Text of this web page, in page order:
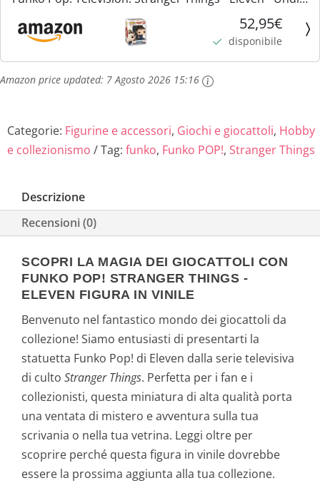
- Figura in Vinile da Collezione - Idea Regalo -
Merchandising Ufficiale - Giocattoli per Bambini e...
52,95€
disponibile
Amazon price updated: 7 Agosto 2026 15:16
Categorie: Figurine e accessori, Giochi e giocattoli, Hobby
e collezionismo
Tag: funko, Funko POP!, Stranger Things
Descrizione
Recensioni (0)
SCOPRI LA MAGIA DEI GIOCATTOLI CON
FUNKO POP! STRANGER THINGS -
ELEVEN FIGURA IN VINILE
Benvenuto nel fantastico mondo dei giocattoli da
collezione! Siamo entusiasti di presentarti la
statuetta Funko Pop! di Eleven dalla serie televisiva
di culto Stranger Things. Perfetta per i fan e i
collezionisti, questa miniatura di alta qualità porta
una ventata di mistero e avventura sulla tua
scrivania o nella tua vetrina. Leggi oltre per
scoprire perché questa figura in vinile dovrebbe
essere la prossima aggiunta alla tua collezione.